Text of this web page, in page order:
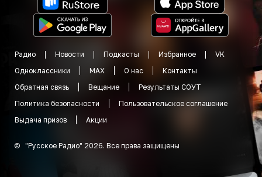
Радио Новости Подкасты Избранное
VK
Одноклассники
MAX О нас
Контакты
Обратная связь
Вещание
Результаты СОУТ
Политика безопасности
Пользовательское соглашение
Выдача призов
Акции
© "Русское Радио" 2026. Все права защищены